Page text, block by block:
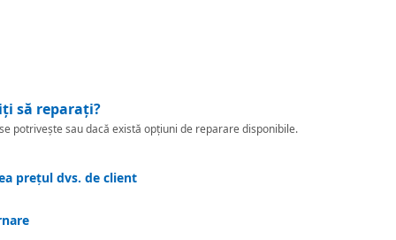
să reparați?
potrivește sau dacă există opțiuni de reparare disponibile.
prețul dvs. de client